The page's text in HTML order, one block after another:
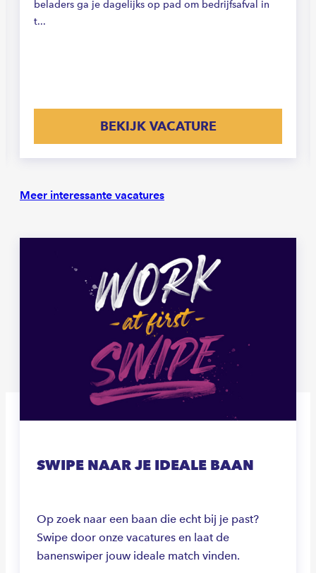
beladers ga je dagelijks op pad om bedrijfsafval in
t...
BEKIJK VACATURE
Meer interessante vacatures
SWIPE NAAR JE IDEALE BAAN
Op zoek naar een baan die echt bij je past?
Swipe door onze vacatures en laat de
banenswiper jouw ideale match vinden.